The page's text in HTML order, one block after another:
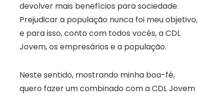
devolver mais benefícios para sociedade.
Prejudicar a população nunca foi meu objetivo,
e para isso, conto com todos vocês, a CDL
Jovem, os empresários e a população.
Neste sentido, mostrando minha boa-fé,
quero fazer um combinado com a CDL Jovem